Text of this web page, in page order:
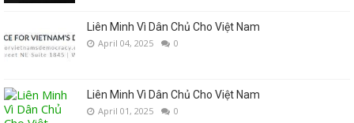
Liên Minh Vì Dân Chủ Cho Việt Nam
April 04, 2025 0
Liên Minh Vì Dân Chủ Cho Việt Nam
April 01, 2025 0